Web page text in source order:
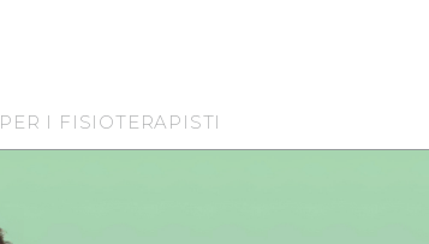
PER I FISIOTERAPISTI